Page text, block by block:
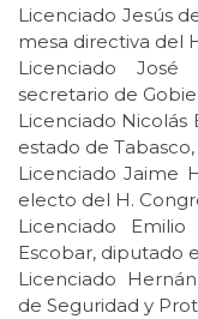
Licenciado Jesús
mesa directiva del
Licenciado
secretario de
Licenciado Nicolás
estado de Tabasco,
Licenciado Jaime
electo del H.
Licenciado
Escobar, diputado
Licenciado
de Seguridad y